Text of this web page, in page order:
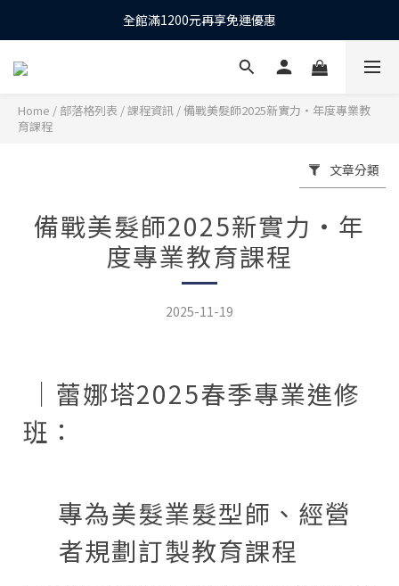
下單抽10股台積電之等值現金*
全館滿1200元再享免運優惠
下單抽10股台積電之等值現金*
Home / 部落格列表 /課程資訊 /備戰美髮師2025新實力‧年度專業教
育課程
文章分類
備戰美髮師2025新實力‧年
度專業教育課程
2025-11-19
│蕾娜塔2025春季專業進修
班：
專為美髮業髮型師、經營
者規劃訂製教育課程